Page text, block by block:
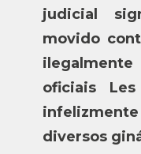
judicial
movido
ilegalmente
oficiais
diversos